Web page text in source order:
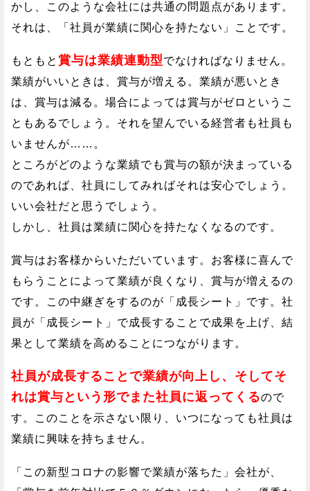
かし、このような会社には共通の問題点があります。
それは、「社員が業績に関心を持たない」ことです。
もともと 賞与は業績連動型でなければなりません。
業績がいいときは、賞与が増える。業績が悪いとき
は、賞与は減る。場合によっては賞与がゼロというこ
ともあるでしょう。それを望んでいる経営者も社員も
いませんが……。
ところがどのような業績でも賞与の額が決まっている
のであれば、社員にしてみればそれは安心でしょう。
いい会社だと思うでしょう。
しかし、社員は業績に関心を持たなくなるのです。
賞与はお客様からいただいています。お客様に喜んで
もらうことによって業績が良くなり、賞与が増えるの
です。この中継ぎをするのが「成長シート」です。社
員が「成長シート」で成長することで成果を上げ、結
果として業績を高めることにつながります。
社員が成長することで業績が向上し、そしてそ
れは賞与という形でまた社員に返ってくるので
す。このことを示さない限り、いつになっても社員は
業績に興味を持ちません。
「この新型コロナの影響で業績が落ちた」会社が、